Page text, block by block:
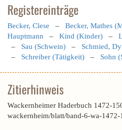
Registereinträge
Becker, Clese – Becker, Mathes
Hauptmann – Kind (Kinder) –
– Sau (Schwein) – Schmied,
– Schreiber (Tätigkeit) – Sohn
Zitierhinweis
Wackernheimer Haderbuch 1472-
wackernheim/blatt/band-6-wa-